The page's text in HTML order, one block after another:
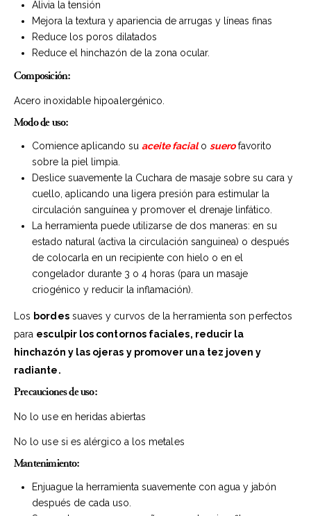
Alivia la tensión
Mejora la textura y apariencia de arrugas y líneas finas
Reduce los poros dilatados
Reduce el hinchazón de la zona ocular.
Composición:
Acero inoxidable hipoalergénico.
Modo de uso:
Comience aplicando su aceite facialo suerofavorito
sobre la piel limpia.
Deslice suavemente la Cuchara de masaje sobre su cara y
cuello, aplicando una ligera presión para estimular la
circulación sanguínea y promover el drenaje linfático.
La herramienta puede utilizarse de dos maneras: en su
estado natural (activa la circulación sanguinea) o después
de colocarla en un recipiente con hielo o en el
congelador durante 3 o 4 horas (para un masaje
criogénico y reducir la inflamación).
Los bordessuaves y curvos de la herramienta son perfectos
para esculpir los contornos faciales, reducir la
hinchazón y las ojeras y promover una tez joven y
radiante.
Precauciones de uso:
No lo use en heridas abiertas
No lo use si es alérgico a los metales
Mantenimiento:
Enjuague la herramienta suavemente con agua y jabón
después de cada uso.